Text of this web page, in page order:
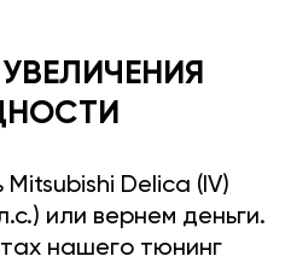
Delica (IV)
или вернем деньги.
нашего тюнинг